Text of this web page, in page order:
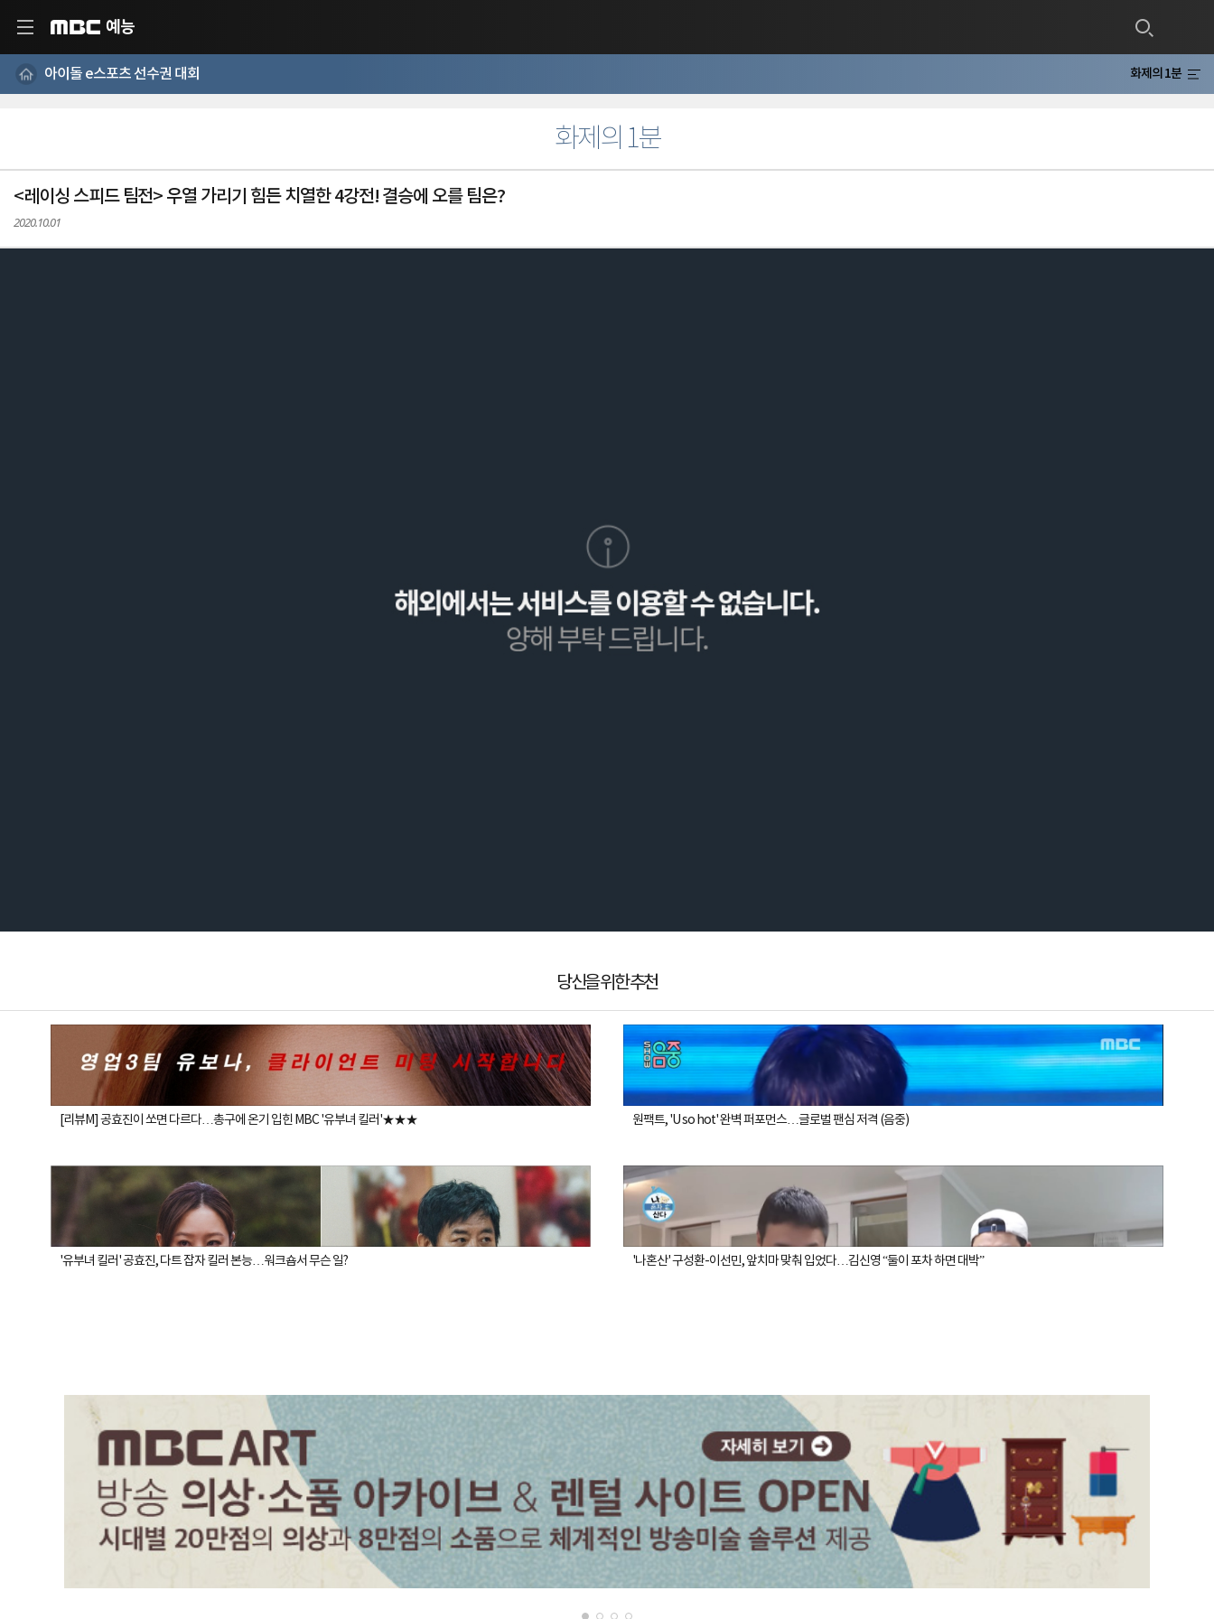
예능
아이돌 e스포츠 선수권 대회 화제의 1분
화제의 1분
<레이싱 스피드 팀전> 우열 가리기 힘든 치열한 4강전! 결승에 오를 팀은?
2020.10.01
당신을 위한 추천
[리뷰M] 공효진이 쏘면 다르다…총구에 온기 입힌 MBC '유부녀 킬러'★★★ 원팩트, 'U so hot' 완벽 퍼포먼스…글로벌 팬심 저격 (음중)
'유부녀 킬러' 공효진, 다트 잡자 킬러 본능…워크숍서 무슨 일? '나혼산' 구성환-이선민, 앞치마 맞춰 입었다…김신영 “둘이 포차 하면 대박”